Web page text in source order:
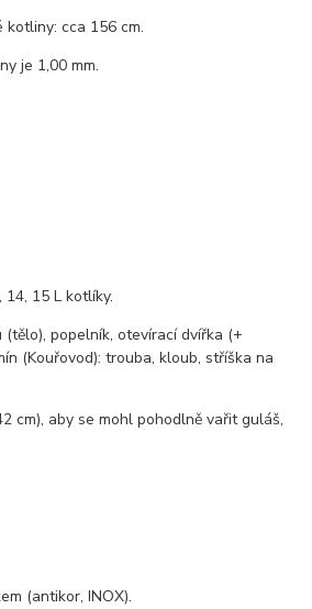
kotliny: cca 156 cm.
je 1,00 mm.
15 L kotlíky.
popelník, otevírací dvířka (+
(Kouřovod): trouba, kloub, stříška na
cm), aby se mohl pohodlně vařit guláš,
(antikor, INOX).